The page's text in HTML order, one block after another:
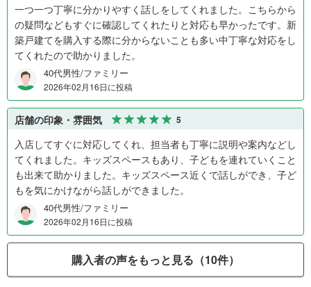
一つ一つ丁寧に分かりやすく話しをしてくれました。こちらから
の疑問などもすぐに確認してくれたりと対応も早かったです。新
築戸建てを購入する際に分からないことも多い中丁寧な対応をし
てくれたので助かりました。
40代男性/ファミリー
2026年02月16日に投稿
店舗の印象・雰囲気 5
入店してすぐに対応してくれ、担当者も丁寧に説明や案内などし
てくれました。キッズスペースもあり、子どもを連れていくこと
も出来て助かりました。キッズスペース近くで話しができ、子ど
もを気にかけながら話しができました。
40代男性/ファミリー
2026年02月16日に投稿
購入者の声をもっと見る（10件）